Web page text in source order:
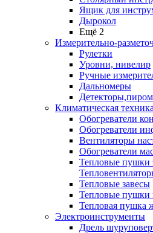
Ящик для
Дырокол
Ещё 2
Измерительно-
Рулетки
Уровни, нивелир
Ручные
Дальномеры
Климатическая техника
Обогреватели
Обогреватели
Вентиляторы
Обогреватели
Тепловые пушки
Тепловые завесы
Тепловые пушки
Тепловая пушка
Электроинструменты
Дрель